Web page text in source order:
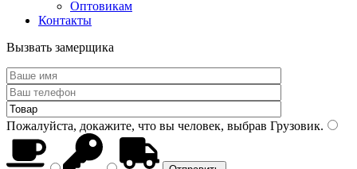
Оптовикам
Контакты
Вызвать замерщика
Пожалуйста, докажите, что вы человек, выбрав Грузовик.